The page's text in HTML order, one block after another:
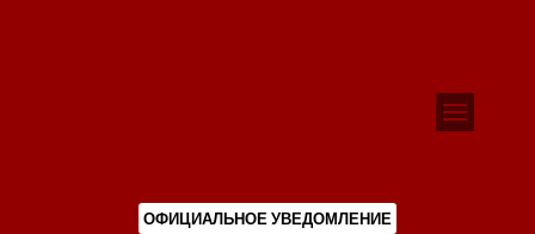
ОФИЦИАЛЬНОЕ УВЕДОМЛЕНИЕ